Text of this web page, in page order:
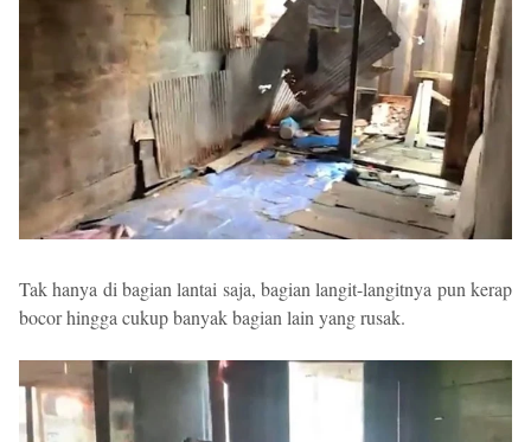
Tak hanya di bagian lantai saja, bagian langit-langitnya pun kerap
bocor hingga cukup banyak bagian lain yang rusak.